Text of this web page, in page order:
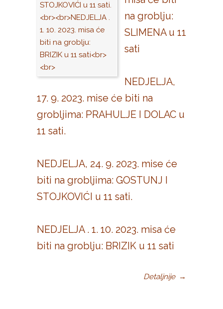
na groblju:
SLIMENA u 11
sati
NEDJELJA,
17. 9. 2023. mise će biti na
grobljima: PRAHULJE I DOLAC u
11 sati.
NEDJELJA, 24. 9. 2023. mise će
biti na grobljima: GOSTUNJ I
STOJKOVIĆI u 11 sati.
NEDJELJA . 1. 10. 2023. misa će
biti na groblju: BRIZIK u 11 sati
Detaljnije →